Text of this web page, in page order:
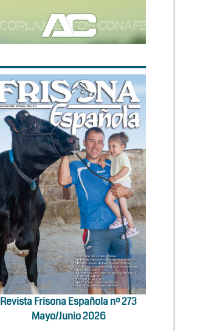
Revista Frisona Española nº 273
Mayo/Junio 2026